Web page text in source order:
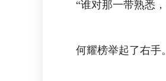
“谁对那一带熟悉，
何耀榜举起了右手。